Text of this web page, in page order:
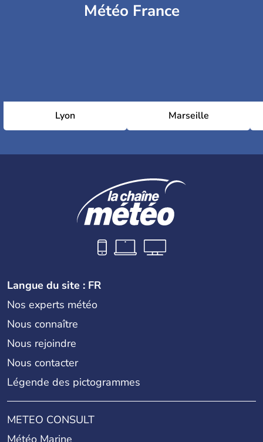
Météo France
Lyon Marseille
Langue du site : FR
Nos experts météo
Nous connaître
Nous rejoindre
Nous contacter
Légende des pictogrammes
METEO CONSULT
Météo Marine